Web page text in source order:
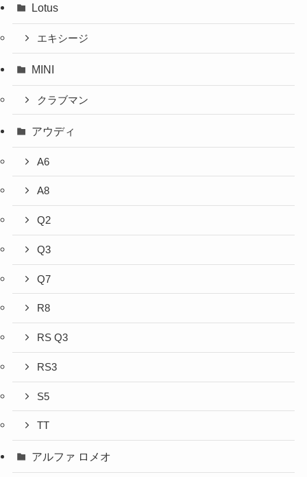
Lotus
エキシージ
MINI
クラブマン
アウディ
A6
A8
Q2
Q3
Q7
R8
RS Q3
RS3
S5
TT
アルファ ロメオ